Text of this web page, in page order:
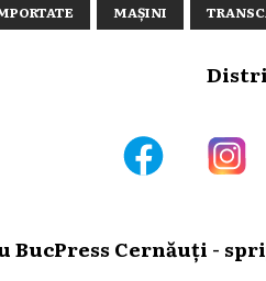
MAȘINI
BucPress Cernăuți -